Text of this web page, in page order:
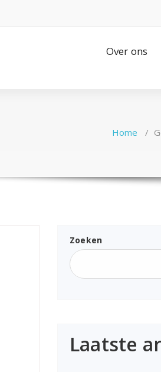
Over ons
Home /
Zoeken
Laatste